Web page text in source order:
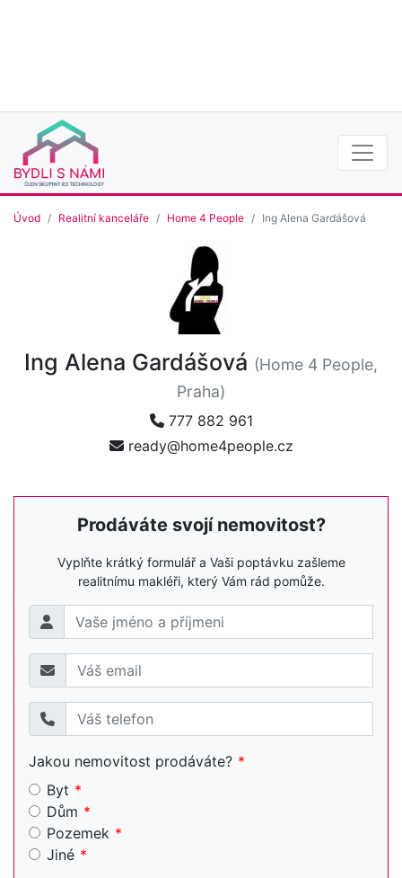
Úvod Realitní kanceláře Home 4 People Ing Alena Gardášová
Ing Alena Gardášová (Home 4 People,
Praha)
777 882 961
ready@home4people.cz
Prodáváte svojí nemovitost?
Vyplňte krátký formulář a Vaši poptávku zašleme
realitnímu makléři, který Vám rád pomůže.
Jakou nemovitost prodáváte?
Byt
Dům
Pozemek
Jiné